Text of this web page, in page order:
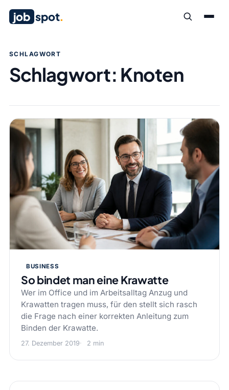
job spot.
SCHLAGWORT
Schlagwort: Knoten
BUSINESS
So bindet man eine Krawatte
Wer im Office und im Arbeitsalltag Anzug und
Krawatten tragen muss, für den stellt sich rasch
die Frage nach einer korrekten Anleitung zum
Binden der Krawatte.
27. Dezember 2019 2 min